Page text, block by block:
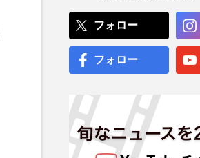
フォロー
フォロー